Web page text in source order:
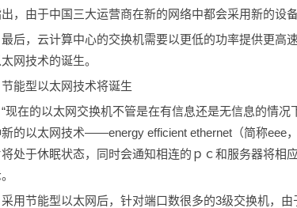
，由于中国三大运营商在新的网络中都会采用新的设
最后，云计算中心的交换机需要以更低的功率提供更高
网技术的诞生。
节能型以太网技术将诞生
“现在的以太网交换机不管是在有信息还是无信息的情
的以太网技术——energy efficient ethernet（简称eee
处于休眠状态，同时会通知相连的ｐｃ和服务器将相
采用节能型以太网后，针对端口数很多的3级交换机，